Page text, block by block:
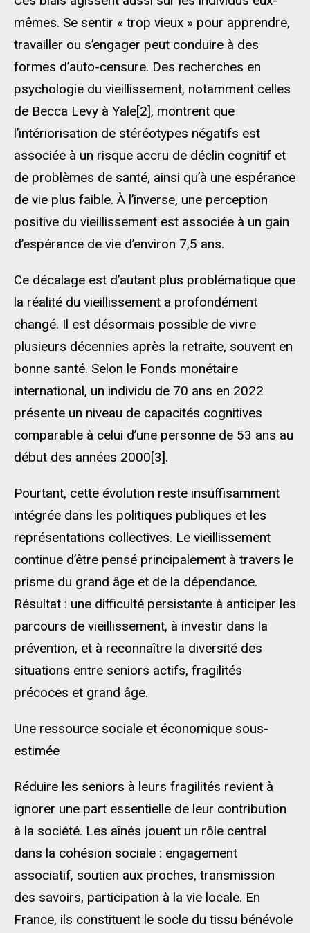
mêmes. Se sentir « trop vieux » pour apprendre,
travailler ou s’engager peut conduire à des
formes d’auto-censure. Des recherches en
psychologie du vieillissement, notamment celles
de Becca Levy à Yale[2], montrent que
l’intériorisation de stéréotypes négatifs est
associée à un risque accru de déclin cognitif et
de problèmes de santé, ainsi qu’à une espérance
de vie plus faible. À l’inverse, une perception
positive du vieillissement est associée à un gain
d’espérance de vie d’environ 7,5 ans.
Ce décalage est d’autant plus problématique que
la réalité du vieillissement a profondément
changé. Il est désormais possible de vivre
plusieurs décennies après la retraite, souvent en
bonne santé. Selon le Fonds monétaire
international, un individu de 70 ans en 2022
présente un niveau de capacités cognitives
comparable à celui d’une personne de 53 ans au
début des années 2000[3].
Pourtant, cette évolution reste insuffisamment
intégrée dans les politiques publiques et les
représentations collectives. Le vieillissement
continue d’être pensé principalement à travers le
prisme du grand âge et de la dépendance.
Résultat : une difficulté persistante à anticiper les
parcours de vieillissement, à investir dans la
prévention, et à reconnaître la diversité des
situations entre seniors actifs, fragilités
précoces et grand âge.
Une ressource sociale et économique sous-
estimée
Réduire les seniors à leurs fragilités revient à
ignorer une part essentielle de leur contribution
à la société. Les aînés jouent un rôle central
dans la cohésion sociale : engagement
associatif, soutien aux proches, transmission
des savoirs, participation à la vie locale. En
France, ils constituent le socle du tissu bénévole